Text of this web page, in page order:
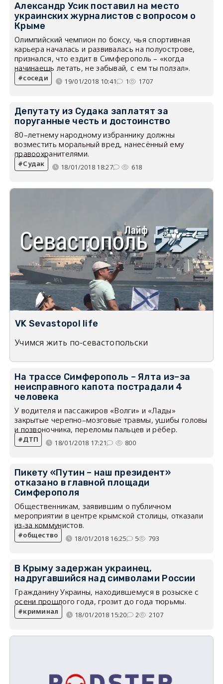
Александр Усик поставил на место
украинских журналистов с вопросом о
Крыме
Олимпийский чемпион по боксу, чья спортивная
карьера началась и развивалась на полуострове,
признался, что ездит в Симферополь – «когда
начинаешь летать, не забывай, с ем ты ползал».
соседи 19/01/2018 10:41 1 1707
Депутату из Судака заплатят за
поруганные честь и достоинство
80–летнему народному избраннику должны
возместить моральный вред, нанесённый ему
правоохранителями.
Судак 18/01/2018 18:27 618
VK Sevastopol life
Учимся жить по-севастопольски
На трассе Симферополь – Ялта из–за
неисправного капота пострадали 4
человека
У водителя и пассажиров «Волги» и «Лады»
закрытые черепно–мозговые травмы, ушибы головы
и позвоночника, переломы пальцев и рёбер.
ДТП 18/01/2018 17:21 800
Пикету «Путин – наш президент»
отказано в главной площади
Симферополя
Общественникам, заявившим о публичном
мероприятии в центре крымской столицы, отказали
из-за коммунистов.
общество 18/01/2018 16:25 5 793
В Крыму задержан украинец,
надругавшийся над символами России
Гражданину Украины, находившемуся в розыске с
осени прошлого года, грозит до года тюрьмы.
криминал 18/01/2018 15:20 2 2107